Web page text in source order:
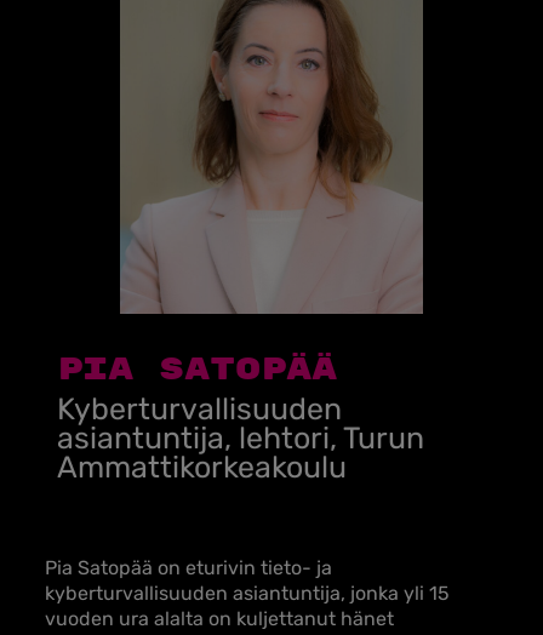
Pia Satopää
Kyberturvallisuuden
asiantuntija, lehtori, Turun
Ammattikorkeakoulu
Pia Satopää on eturivin tieto- ja
kyberturvallisuuden asiantuntija, jonka yli 15
vuoden ura alalta on kuljettanut hänet